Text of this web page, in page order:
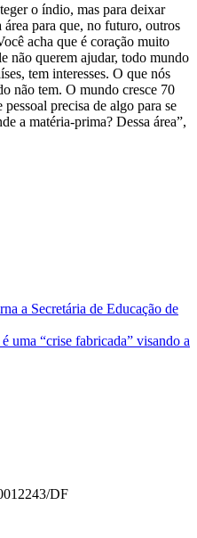
o índio, mas para deixar
área para que, no futuro, outros
acha que é coração muito
não querem ajudar, todo mundo
tem interesses. O que nós
não tem. O mundo cresce 70
precisa de algo para se
a matéria-prima? Dessa área”,
a Secretária de Educação de
uma “crise fabricada” visando a
DF